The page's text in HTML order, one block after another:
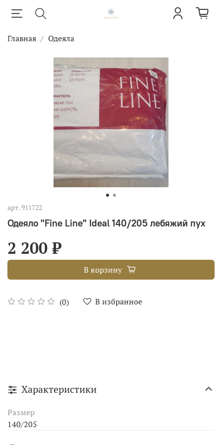
Главная Одеяла
арт.911722
Одеяло "Fine Line" Ideal 140/205 лебяжий пух
(0) В избранное
2 200 ₽
В корзину
Характеристики
Размер
140/205